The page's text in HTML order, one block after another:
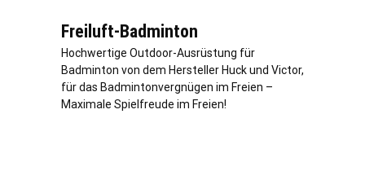
Freiluft-Badminton
Hochwertige Outdoor-Ausrüstung für
Badminton von dem Hersteller Huck und Victor,
für das Badmintonvergnügen im Freien –
Maximale Spielfreude im Freien!